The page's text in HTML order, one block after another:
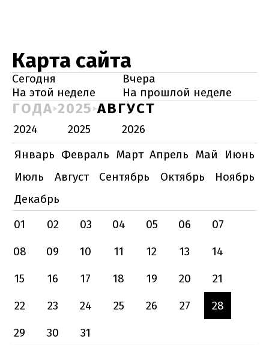
Карта сайта
Сегодня
Вчера
На этой неделе
На прошлой неделе
ГОДА 2025 АВГУСТ
2024 2025
2026
Январь Февраль Март Апрель Май
Июнь
Июль
Август Сентябрь Октябрь
Ноябрь
Декабрь
01
02 03 04 05 06
07
08
09 10 11 12 13
14
15
16 17 18 19 20
21
22
23 24 25 26 27
28
29
30 31